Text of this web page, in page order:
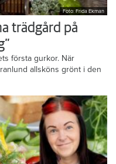
Foto: Frida Ekman
trädgård på
första gurkor. När
allsköns grönt i den